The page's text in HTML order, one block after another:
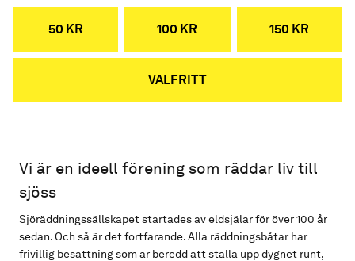
50 KR 100 KR 150 KR
VALFRITT
Vi är en ideell förening som räddar liv till
sjöss
Sjöräddningssällskapet startades av eldsjälar för över 100 år
sedan. Och så är det fortfarande. Alla räddningsbåtar har
frivillig besättning som är beredd att ställa upp dygnet runt,